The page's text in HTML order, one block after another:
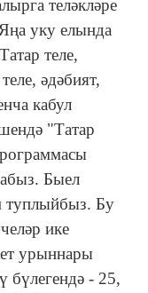
теләкләре
уку елында
теле,
әдәбият,
кабул
"Татар
Быел
туплыйбыз. Бу
ике
урыннары
бүлегендә - 25,